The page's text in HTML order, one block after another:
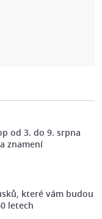
od 3. do 9. srpna
znamení
které vám budou
letech